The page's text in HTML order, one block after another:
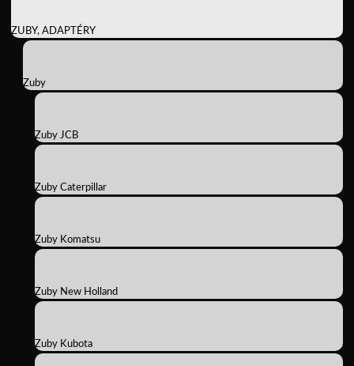
ZUBY, ADAPTÉRY
Zuby
Zuby JCB
Zuby Caterpillar
Zuby Komatsu
Zuby New Holland
Zuby Kubota